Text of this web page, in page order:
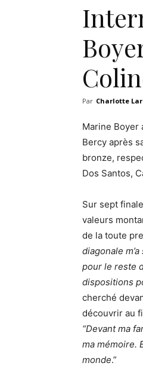
Par Charlotte
Marine Boyer
Bercy après
bronze,
Dos Santos,
Sur sept
valeurs
de la toute
diagonale
pour le reste
dispositions
cherché
découvrir au
“Devant ma
ma mémoire.
monde.”